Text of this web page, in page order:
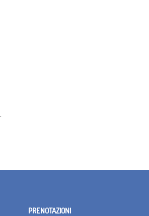
PRENOTAZIONI